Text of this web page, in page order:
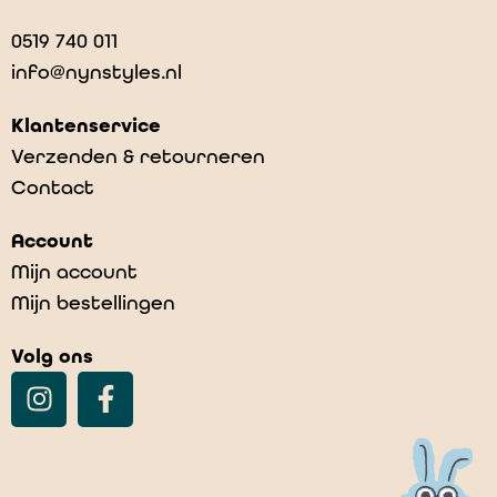
0519 740 011
info@nynstyles.nl
Klantenservice
Verzenden & retourneren
Contact
Account
Mijn account
Mijn bestellingen
Volg ons